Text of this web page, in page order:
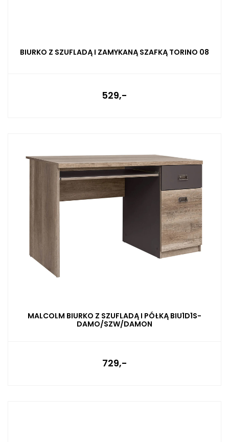
BIURKO Z SZUFLADĄ I ZAMYKANĄ SZAFKĄ TORINO 08
529,-
MALCOLM BIURKO Z SZUFLADĄ I PÓŁKĄ BIU1D1S-
DAMO/SZW/DAMON
729,-